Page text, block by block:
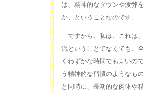
は、精神的なダウンや疲弊
か、ということなのです。
ですから、私は、これは
流ということでなくても、
くわずかな時間でもよいの
う精神的な習慣のようなも
と同時に、長期的な肉体や